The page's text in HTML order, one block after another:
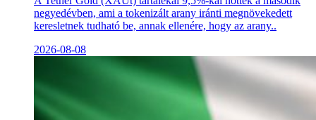
negyedévben, ami a tokenizált arany iránti megnövekedett
keresletnek tudható be, annak ellenére, hogy az arany..
2026-08-08